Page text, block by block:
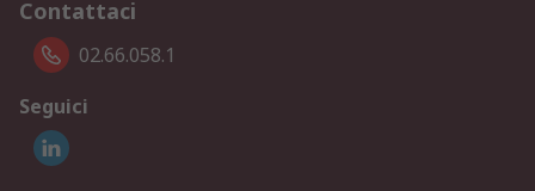
Contattaci
02.66.058.1
Seguici